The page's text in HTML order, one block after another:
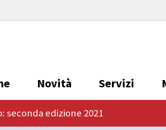
Novità Servizi
seconda edizione 2021